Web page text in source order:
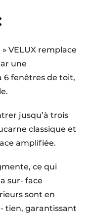
VELUX remplace
une
6 fenêtres de toit,
jusqu’à trois
classique et
amplifiée.
ce qui
sur- face
sont en
tien, garantissant